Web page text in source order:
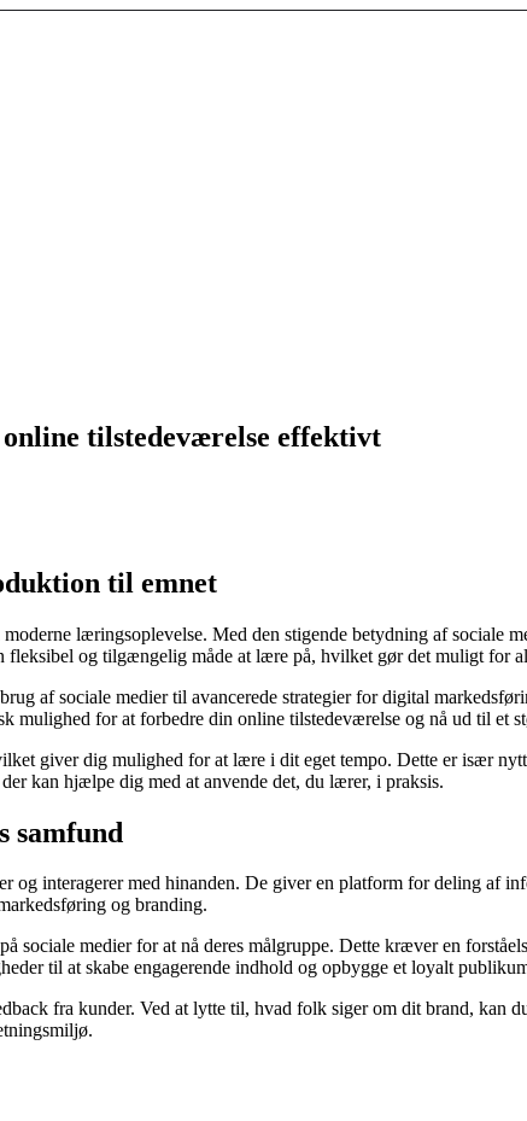
tilstedeværelse effektivt
til emnet
læringsoplevelse. Med den stigende betydning af sociale
og tilgængelig måde at lære på, hvilket gør det muligt for
af sociale medier til avancerede strategier for digital
mulighed for at forbedre din online tilstedeværelse og nå ud til et
giver dig mulighed for at lære i dit eget tempo. Dette er især
kan hjælpe dig med at anvende det, du lærer, i praksis.
samfund
og interagerer med hinanden. De giver en platform for deling af
og branding.
sociale medier for at nå deres målgruppe. Dette kræver en
til at skabe engagerende indhold og opbygge et loyalt
fra kunder. Ved at lytte til, hvad folk siger om dit brand, kan